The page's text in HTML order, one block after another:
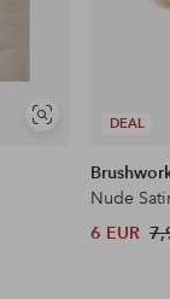
Näytä
DEAL
Nude
6 EUR